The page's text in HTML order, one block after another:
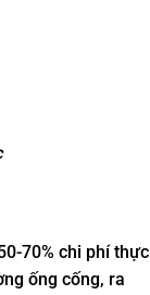
70% chi phí thực
ống cống, ra